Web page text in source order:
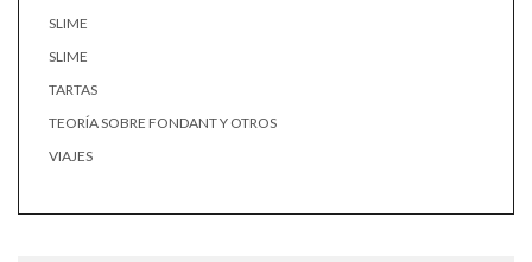
SLIME
SLIME
TARTAS
TEORÍA SOBRE FONDANT Y OTROS
VIAJES